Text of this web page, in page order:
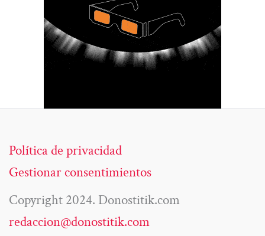
Política de privacidad
Gestionar consentimientos
Copyright 2024. Donostitik.com
redaccion@donostitik.com